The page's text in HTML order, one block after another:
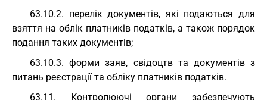
63.10.2. перелік документів, які подаються для
взяття на облік платників податків, а також порядок
подання таких документів;
63.10.3. форми заяв, свідоцтв та документів з
питань реєстрації та обліку платників податків.
63.11. Контролюючі органи забезпечують